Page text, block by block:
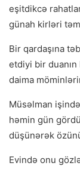
eşitdikcə
günah kirləri
Bir qardaşına
etdiyi bir
daima
Müsəlman
həmin gün
düşünərək
Evində onu